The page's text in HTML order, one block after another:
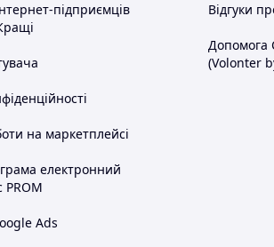
підприємців
на маркетплейсі
електронний
PROM
Ads
Відгуки
Допомога
(Volonter